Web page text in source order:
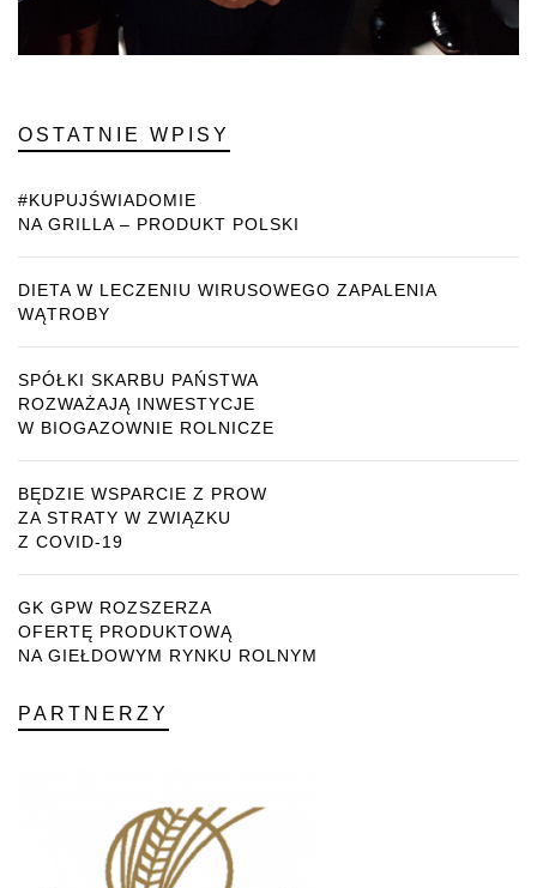
OSTATNIE WPISY
#KUPUJŚWIADOMIE
NA GRILLA – PRODUKT POLSKI
DIETA W LECZENIU WIRUSOWEGO ZAPALENIA
WĄTROBY
SPÓŁKI SKARBU PAŃSTWA
ROZWAŻAJĄ INWESTYCJE
W BIOGAZOWNIE ROLNICZE
BĘDZIE WSPARCIE Z PROW
ZA STRATY W ZWIĄZKU
Z COVID-19
GK GPW ROZSZERZA
OFERTĘ PRODUKTOWĄ
NA GIEŁDOWYM RYNKU ROLNYM
PARTNERZY